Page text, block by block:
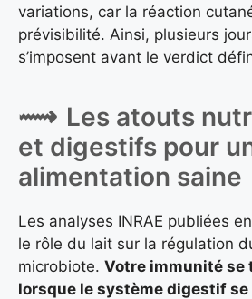
variations, car la réaction
prévisibilité. Ainsi, plusieurs
s’imposent avant le verdict
Les atouts
et digestifs pour
alimentation saine
Les analyses INRAE publiées
le rôle du lait sur la régulation
microbiote. Votre immunité se
lorsque le système digestif